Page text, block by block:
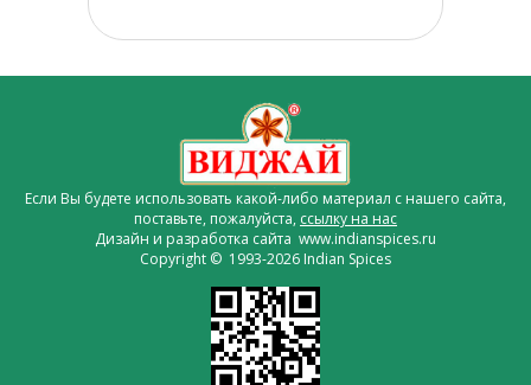
Если Вы будете использовать какой-либо материал с нашего сайта,
поставьте, пожалуйста, ссылку на нас
Дизайн и разработка сайта www.indianspices.ru
Copyright © 1993-2026 Indian Spices